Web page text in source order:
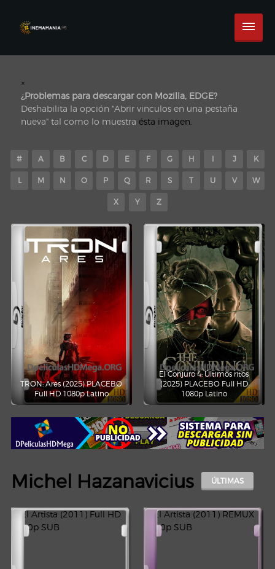
×
¿Problemas para descargar con Mozilla, EDGE?
Deshabilita la opción "Abrir vinculos en una pestaña
nueva" tal como lo muestra ésta imagen.
# A B C D E F G H I J K
L M N O P Q R S T U V W
X Y Z
TRON: Ares (2025) PLACEBO
Full HD 1080p Latino
El Conjuro 4: Últimos ritos
(2025) PLACEBO Full HD
1080p Latino
Michel Hazanavicius ÚLTIMAS